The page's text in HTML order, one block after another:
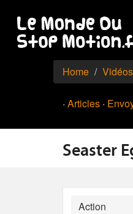
Home Vidéos
· Articles ·
Seaster
Action